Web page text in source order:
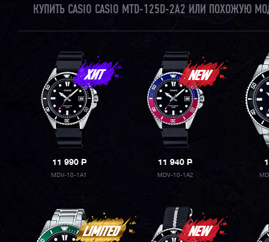
КУПИТЬ CASIO CASIO MTD-125D-2A2 ИЛИ ПОХОЖУЮ
11 990P
MDV-10-1A1
11 940P
MDV-10-1A2